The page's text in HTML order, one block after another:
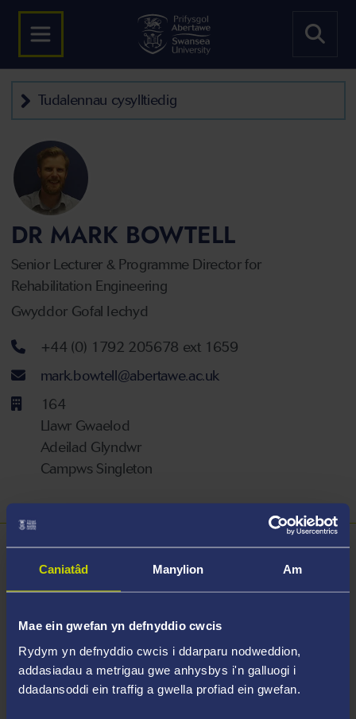
Caniatâd Manylion Am
Mae ein gwefan yn defnyddio cwcis
Rydym yn defnyddio cwcis i ddarparu nodweddion,
addasiadau a metrigau gwe anhysbys i'n galluogi i
ddadansoddi ein traffig a gwella profiad ein gwefan.
Tudalennau cysylltiedig
DR MARK BOWTELL
Senior Lecturer & Programme Director for
Rehabilitation Engineering
Gwyddor Gofal Iechyd
Rhif ffôn+44 (0) 1792 205678 ext 1659
Cyfeiriad ebost
mark.bowtell@abertawe.ac.uk
164
Llawr Gwaelod
Adeilad Glyndwr
Campws Singleton
Trosolwg
Uwch-ddarlithydd rhan-amser yw Dr Mark Bowtell sy'n
cefnogi rhaglenni BSc Gwyddor Gofal Iechyd mewn
Mae Mark yn gweithio yn Uned Peirianneg Adsefydlu